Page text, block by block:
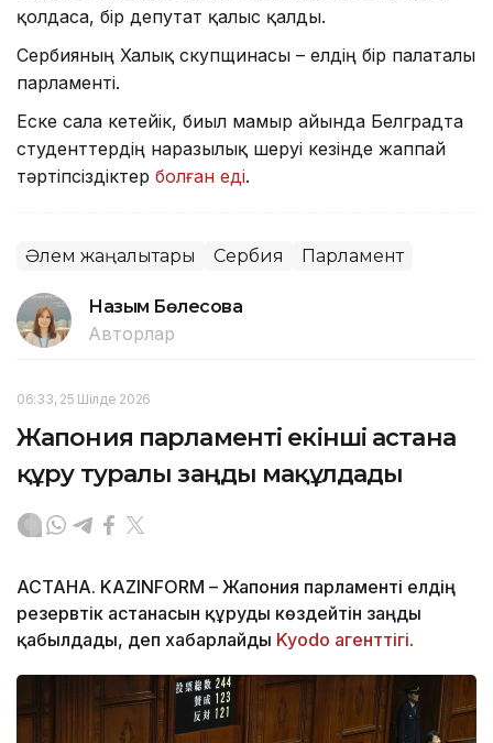
қолдаса, бір депутат қалыс қалды.
Сербияның Халық скупщинасы – елдің бір палаталы
парламенті.
Еске сала кетейік, биыл мамыр айында Белградта
студенттердің наразылық шеруі кезінде жаппай
тәртіпсіздіктер болған еді.
Әлем жаңалықтары Сербия Парламент
Назым Бөлесова
Авторлар
06:33, 25 Шілде 2026
Жапония парламенті екінші астана
құру туралы заңды мақұлдады
АСТАНА. KAZINFORM – Жапония парламенті елдің
резервтік астанасын құруды көздейтін заңды
қабылдады, деп хабарлайды Kyodo агенттігі.